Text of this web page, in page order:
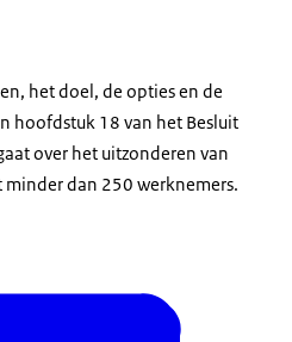
het doel, de opties en de
hoofdstuk 18 van het Besluit
over het uitzonderen van
dan 250 werknemers.